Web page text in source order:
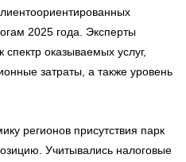
2025 года. Эксперты
спектр оказываемых услуг,
затраты, а также уровень
регионов присутствия парк
Учитывались налоговые